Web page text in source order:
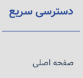
دسترسی سریع
صفحه اصلی